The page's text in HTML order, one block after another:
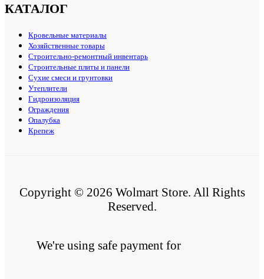
КАТАЛОГ
Кровельные материалы
Хозяйственные товары
Строительно-ремонтный инвентарь
Строительные плиты и панели
Сухие смеси и грунтовки
Утеплители
Гидроизоляция
Ограждения
Опалубка
Крепеж
Copyright © 2026 Wolmart Store. All Rights
Reserved.
We're using safe payment for